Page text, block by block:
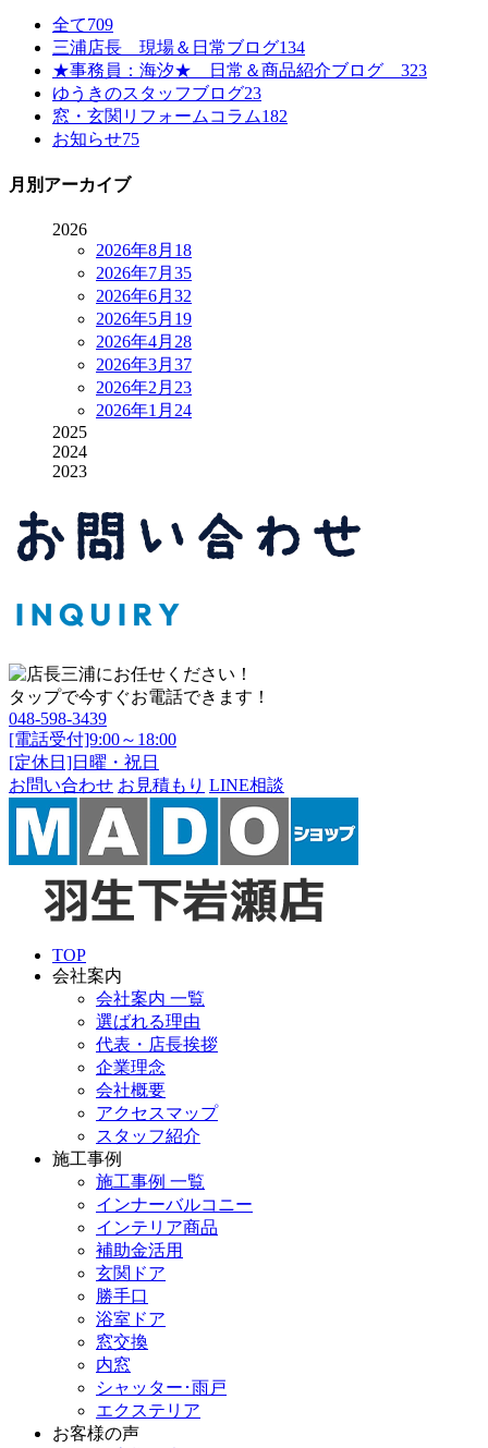
全て709
三浦店長 現場＆日常ブログ134
★事務員：海汐★ 日常＆商品紹介ブログ 323
ゆうきのスタッフブログ23
窓・玄関リフォームコラム182
お知らせ75
月別アーカイブ
2026
2026年8月 18
2026年7月 35
2026年6月 32
2026年5月 19
2026年4月 28
2026年3月 37
2026年2月 23
2026年1月 24
2025
2024
2023
タップで今すぐお電話できます！
048-598-3439
[電話受付]9:00～18:00
[定休日]日曜・祝日
お問い合わせ お見積もり LINE相談
TOP
会社案内
会社案内 一覧
選ばれる理由
代表・店長挨拶
企業理念
会社概要
アクセスマップ
スタッフ紹介
施工事例
施工事例 一覧
インナーバルコニー
インテリア商品
補助金活用
玄関ドア
勝手口
浴室ドア
窓交換
内窓
シャッター･雨戸
エクステリア
お客様の声